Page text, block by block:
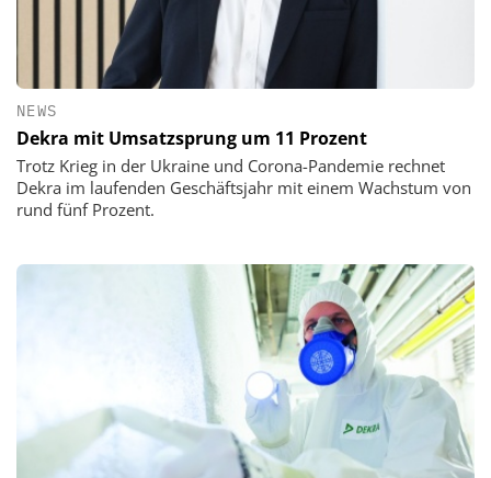
NEWS
Dekra mit Umsatzsprung um 11 Prozent
Trotz Krieg in der Ukraine und Corona-Pandemie rechnet
Dekra im laufenden Geschäftsjahr mit einem Wachstum von
rund fünf Prozent.